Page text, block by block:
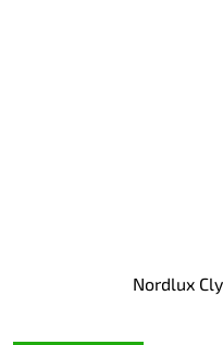
Nordlux